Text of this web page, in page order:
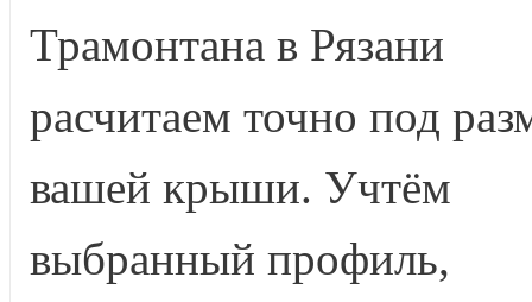
Трамонтана в Рязани
расчитаем точно под
вашей крыши. Учтём
выбранный профиль,